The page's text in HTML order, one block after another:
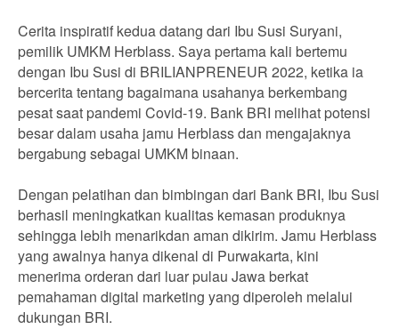
Cerita inspiratif kedua datang dari Ibu Susi Suryani,
pemilik UMKM Herblass. Saya pertama kali bertemu
dengan Ibu Susi di BRILIANPRENEUR 2022, ketika ia
bercerita tentang bagaimana usahanya berkembang
pesat saat pandemi Covid-19. Bank BRI melihat potensi
besar dalam usaha jamu Herblass dan mengajaknya
bergabung sebagai UMKM binaan.
Dengan pelatihan dan bimbingan dari Bank BRI, Ibu Susi
berhasil meningkatkan kualitas kemasan produknya
sehingga lebih menarikdan aman dikirim. Jamu Herblass
yang awalnya hanya dikenal di Purwakarta, kini
menerima orderan dari luar pulau Jawa berkat
pemahaman digital marketing yang diperoleh melalui
dukungan BRI.